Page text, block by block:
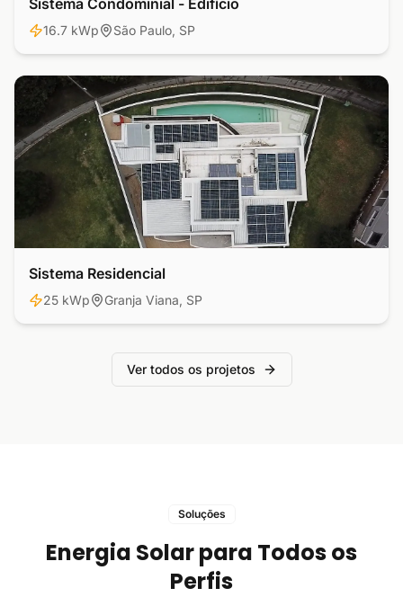
Sistema Condominial - Edifício
16.7 kWp São Paulo, SP
Residencial
Sistema Residencial
25 kWp Granja Viana, SP
Ver todos os projetos
Soluções
Energia Solar para Todos os
Perfis